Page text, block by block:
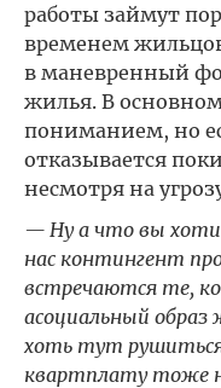
работы займут
временем жильцов
в маневренный
жилья. В
пониманием, но
отказывается
несмотря на
— Ну а что вы
нас контингент
встречаются те,
асоциальный образ
хоть тут рушиться
квартплату тоже